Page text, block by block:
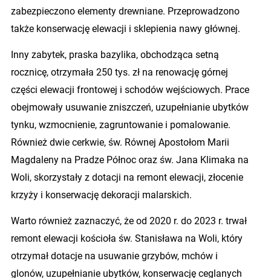
zabezpieczono elementy drewniane. Przeprowadzono
także konserwację elewacji i sklepienia nawy głównej.
Inny zabytek, praska bazylika, obchodząca setną
rocznicę, otrzymała 250 tys. zł na renowację górnej
części elewacji frontowej i schodów wejściowych. Prace
obejmowały usuwanie zniszczeń, uzupełnianie ubytków
tynku, wzmocnienie, zagruntowanie i pomalowanie.
Również dwie cerkwie, św. Równej Apostołom Marii
Magdaleny na Pradze Północ oraz św. Jana Klimaka na
Woli, skorzystały z dotacji na remont elewacji, złocenie
krzyży i konserwację dekoracji malarskich.
Warto również zaznaczyć, że od 2020 r. do 2023 r. trwał
remont elewacji kościoła św. Stanisława na Woli, który
otrzymał dotacje na usuwanie grzybów, mchów i
glonów, uzupełnianie ubytków, konserwację ceglanych